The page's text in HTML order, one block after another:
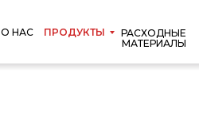
ПРОДУКТЫ
О НАС
РАСХОДНЫЕ
МАТЕРИАЛЫ